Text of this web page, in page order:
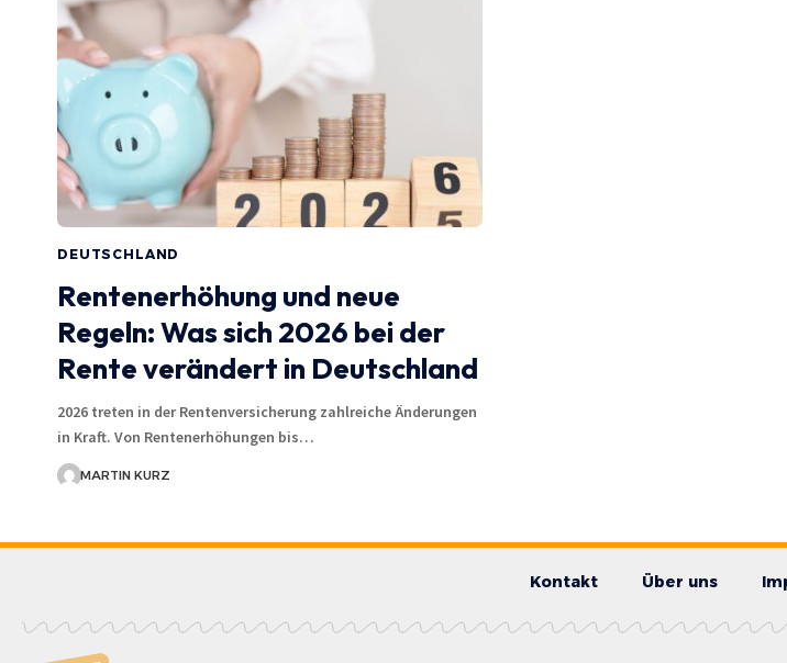
DEUTSCHLAND
Rentenerhöhung und neue
Regeln: Was sich 2026 bei der
Rente verändert in Deutschland
2026 treten in der Rentenversicherung zahlreiche Änderungen
in Kraft. Von Rentenerhöhungen bis…
MARTIN KURZ
Kontakt Über uns